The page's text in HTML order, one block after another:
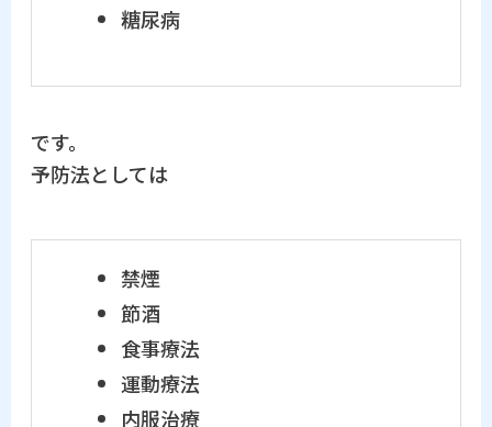
糖尿病
です。
予防法としては
禁煙
節酒
食事療法
運動療法
内服治療